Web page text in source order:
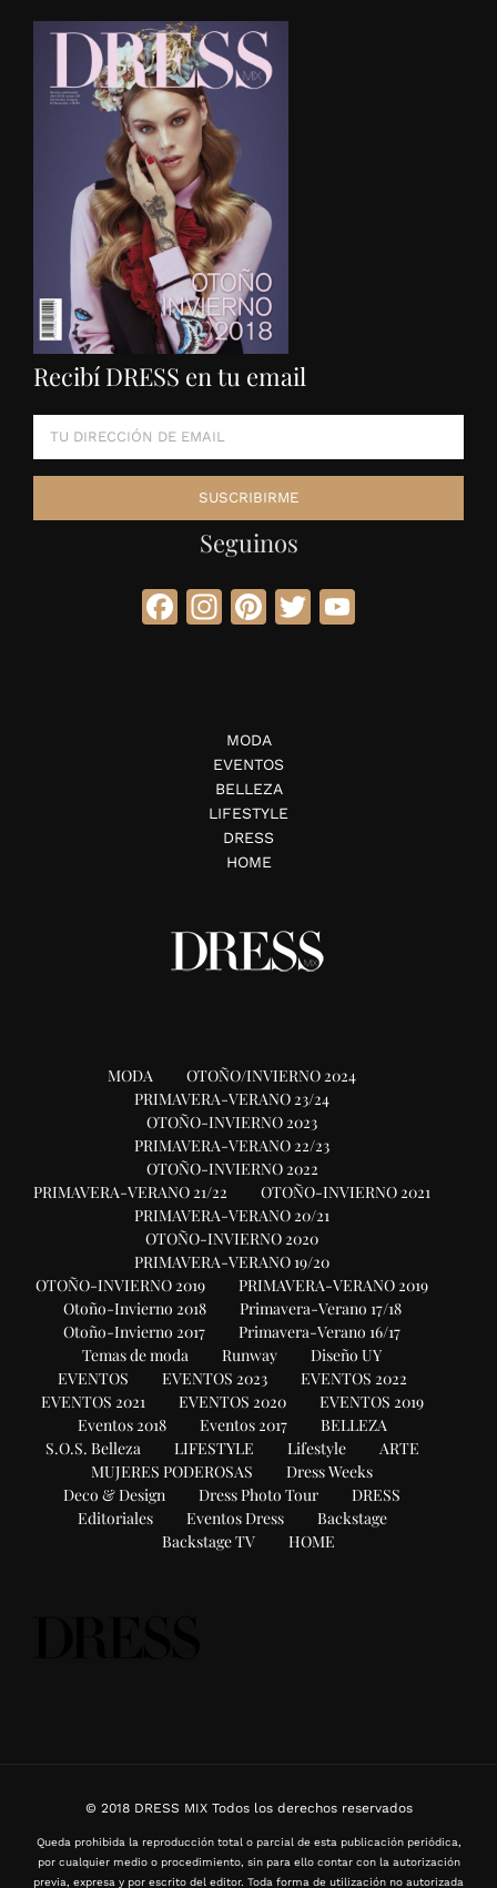
Recibí DRESS en tu email
Seguinos
Facebook
Instagram
Pinterest
Twitter
MODA
EVENTOS
BELLEZA
LIFESTYLE
DRESS
HOME
MODA
OTOÑO/INVIERNO 2024
PRIMAVERA-VERANO 23/24
OTOÑO-INVIERNO 2023
PRIMAVERA-VERANO 22/23
OTOÑO-INVIERNO 2022
PRIMAVERA-VERANO 21/22
OTOÑO-INVIERNO 2021
PRIMAVERA-VERANO 20/21
OTOÑO-INVIERNO 2020
PRIMAVERA-VERANO 19/20
OTOÑO-INVIERNO 2019
PRIMAVERA-VERANO 2019
Otoño-Invierno 2018
Primavera-Verano 17/18
Otoño-Invierno 2017
Primavera-Verano 16/17
Temas de moda
Runway
Diseño UY
EVENTOS
EVENTOS 2023
EVENTOS 2022
EVENTOS 2021
EVENTOS 2020
EVENTOS 2019
Eventos 2018
Eventos 2017
BELLEZA
S.O.S. Belleza
LIFESTYLE Lifestyle
ARTE
MUJERES PODEROSAS
Dress Weeks
Deco & Design
Dress Photo Tour
DRESS
Editoriales
Eventos Dress
Backstage
Backstage TV
HOME
© 2018 DRESS MIX Todos los derechos reservados
Queda prohibida la reproducción total o parcial de esta publicación periódica,
por cualquier medio o procedimiento, sin para ello contar con la autorización
previa, expresa y por escrito del editor. Toda forma de utilización no autorizada